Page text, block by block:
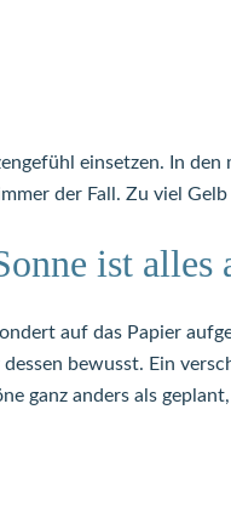
einsetzen. In
der Fall. Zu viel
ist alles
auf das Papier
bewusst. Ein
ganz anders als